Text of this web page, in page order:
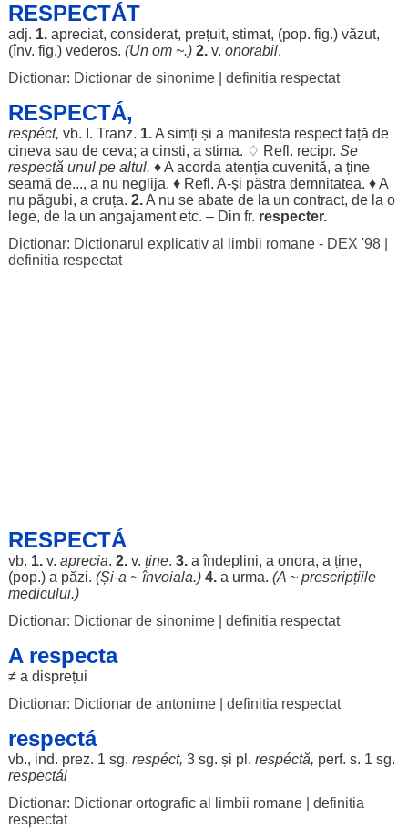
RESPECTÁT
adj. 1. apreciat, considerat, prețuit, stimat, (pop. fig.) văzut,
(înv. fig.) vederos. (Un om~.) 2.v. onorabil.
Dictionar: Dictionar de sinonime| definitia respectat
RESPECTÁ,
respéct, vb. I. Tranz. 1.A simți și a manifesta respect față de
cineva sau de ceva; a cinsti, a stima. ♢ Refl. recipr. Se
respectă unulpe altul. ♦ A acorda atenția cuvenită, a ține
seamă de..., a nu neglija. ♦ Refl. A-și păstra demnitatea. ♦ A
nu păgubi, a cruța. 2.A nu se abatede la un contract, de la o
lege, de la un angajamentetc. – Din fr. respecter.
Dictionar: Dictionarul explicativ al limbii romane - DEX '98|
definitia respectat
RESPECTÁ
vb. 1.v. aprecia. 2.v. ține. 3.aîndeplini, a onora, a ține,
(pop.) a păzi. (Și-a ~ învoiala.) 4.a urma. (A ~ prescripțiile
medicului.)
Dictionar: Dictionar de sinonime| definitia respectat
A respecta
≠ a disprețui
Dictionar: Dictionar de antonime| definitia respectat
respectá
vb., ind. prez. 1 sg. respéct, 3 sg. și pl. respéctă, perf. s. 1 sg.
respectái
Dictionar: Dictionar ortografic al limbii romane| definitia
respectat